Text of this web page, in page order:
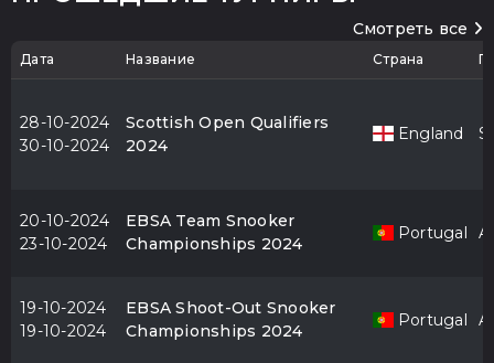
Смотреть все
Дата Название Страна
28-10-2024
30-10-2024
Scottish Open Qualifiers
2024
England
20-10-2024
23-10-2024
EBSA Team Snooker
Championships 2024
Portugal
19-10-2024
19-10-2024
EBSA Shoot-Out Snooker
Championships 2024
Portugal